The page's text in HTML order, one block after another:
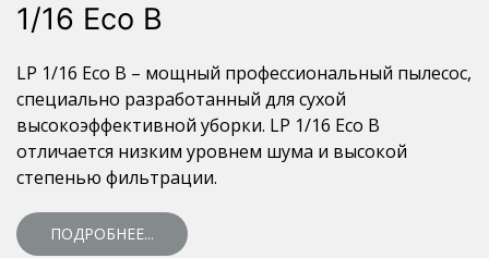
1/16 Eco B
LP 1/16 Eco B – мощный профессиональный пылесос,
специально разработанный для сухой
высокоэффективной уборки. LP 1/16 Eco B
отличается низким уровнем шума и высокой
степенью фильтрации.
ПОДРОБНЕЕ...